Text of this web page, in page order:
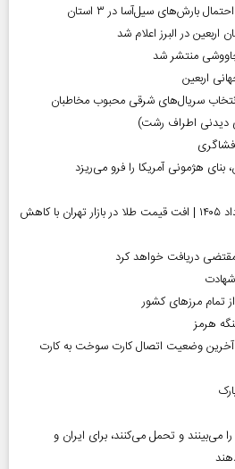
در البرز اعلام شد
منتشر شد
اربعین
سریال‌های شرقی محبوب مخاطبان
دیدنی اطراف رشت)
هژمونی آمریکا را فرو می‌ریزد
قیمت طلا و سکه امروز ۱۱ مرداد ۱۴۰۵ | افت قیمت طلا در بازار تهران با کاهش
دریافت خواهد کرد
| آخرین وضعیت اتصال کارت سوخت به کارت
و تحمل می‌کنند، برای ایران و